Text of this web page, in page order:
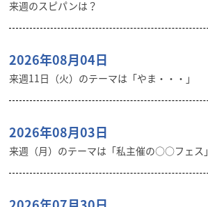
来週のスピパンは？
2026年08月04日
来週11日（火）のテーマは「やま・・・」
2026年08月03日
来週（月）のテーマは「私主催の○○フェス」